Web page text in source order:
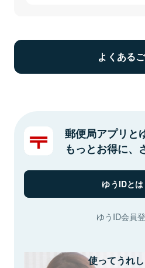
よくある
郵便局アプリと
もっとお得に、
ゆうIDとは
ゆうID会員
使ってうれし